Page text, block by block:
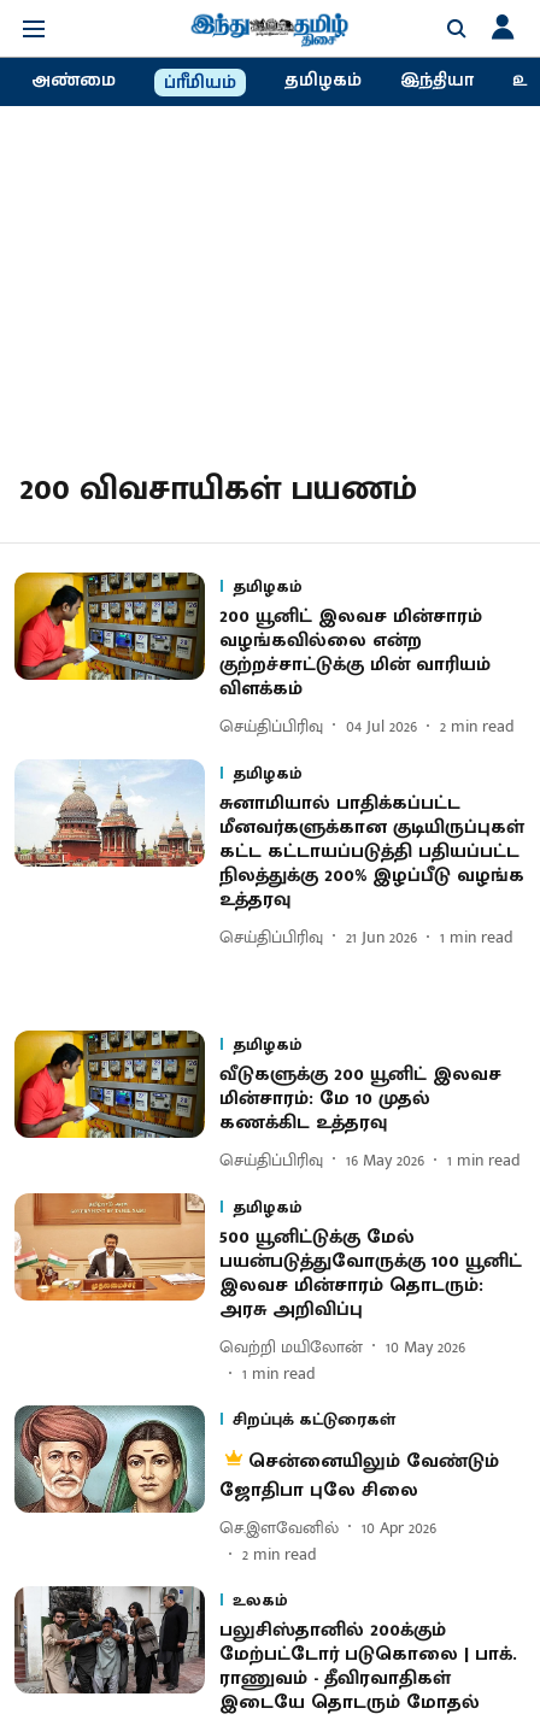
அண்மை ப்ரீமியம் தமிழகம் இந்தியா
200 விவசாயிகள் பயணம்
தமிழகம்
200 யூனிட் இலவச மின்சாரம்
வழங்கவில்லை என்ற
குற்றச்சாட்டுக்கு மின் வாரியம்
விளக்கம்
செய்திப்பிரிவு 04 Jul 2026 2 min read
தமிழகம்
சுனாமியால் பாதிக்கப்பட்ட
மீனவர்களுக்கான குடியிருப்புகள்
கட்ட கட்டாயப்படுத்தி பதியப்பட்ட
நிலத்துக்கு 200% இழப்பீடு வழங்க
உத்தரவு
செய்திப்பிரிவு 21 Jun 2026 1 min read
தமிழகம்
வீடுகளுக்கு 200 யூனிட் இலவச
மின்சாரம்: மே 10 முதல்
கணக்கிட உத்தரவு
செய்திப்பிரிவு 16 May 2026 1 min read
தமிழகம்
500 யூனிட்டுக்கு மேல்
பயன்படுத்துவோருக்கு 100 யூனிட்
இலவச மின்சாரம் தொடரும்:
அரசு அறிவிப்பு
வெற்றி மயிலோன்
10 May 2026
1 min read
சிறப்புக் கட்டுரைகள்
சென்னையிலும் வேண்டும்
ஜோதிபா புலே சிலை
செ.இளவேனில்
10 Apr 2026
2 min read
உலகம்
பலுசிஸ்தானில் 200க்கும்
மேற்பட்டோர் படுகொலை | பாக்.
ராணுவம் - தீவிரவாதிகள்
இடையே தொடரும் மோதல்